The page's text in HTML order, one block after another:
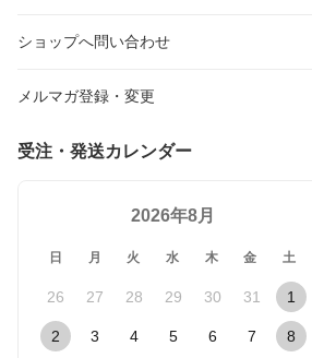
ショップへ問い合わせ
メルマガ登録・変更
受注・発送カレンダー
2026年8月
日 月 火 水 木 金 土
26 27 28 29 30 31 1
2 3 4 5 6 7 8